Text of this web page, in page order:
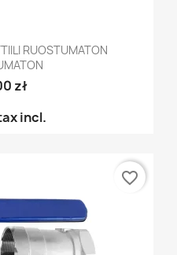
RUOSTUMATON
zł
incl.
favorite_border